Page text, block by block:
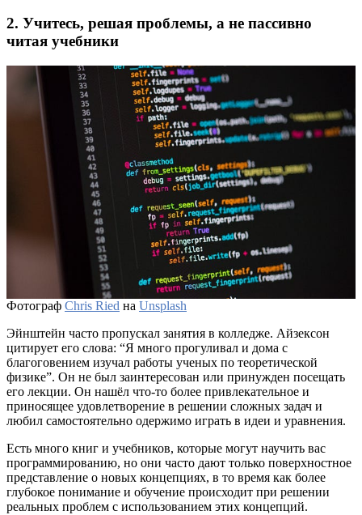
2. Учитесь, решая проблемы, а не пассивно
читая учебники
Фотограф Chris Ried на Unsplash
Эйнштейн часто пропускал занятия в колледже. Айзексон
цитирует его слова: “Я много прогуливал и дома с
благоговением изучал работы ученых по теоретической
физике”. Он не был заинтересован или принужден посещать
его лекции. Он нашёл что-то более привлекательное и
приносящее удовлетворение в решении сложных задач и
любил самостоятельно одержимо играть в идеи и уравнения.
Есть много книг и учебников, которые могут научить вас
программированию, но они часто дают только поверхностное
представление о новых концепциях, в то время как более
глубокое понимание и обучение происходит при решении
реальных проблем с использованием этих концепций.